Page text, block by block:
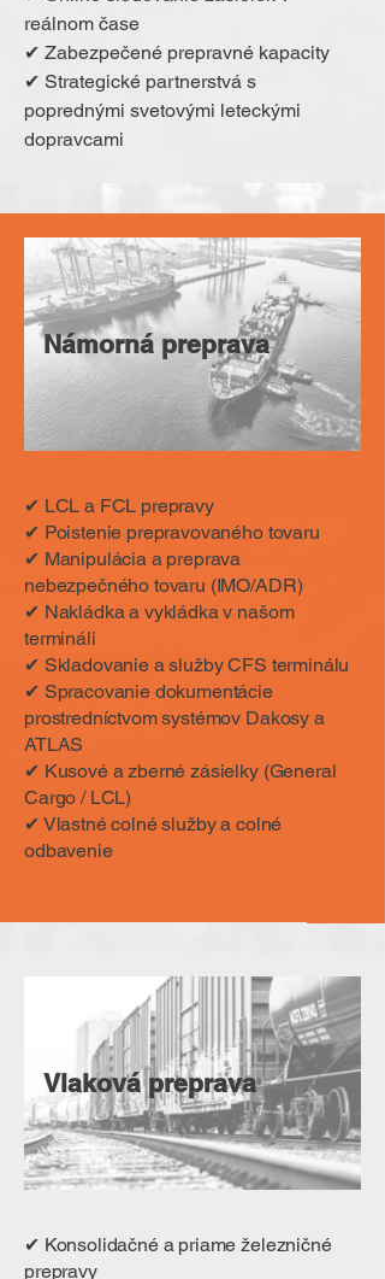
reálnom čase
✔ Zabezpečené prepravné kapacity
✔ Strategické partnerstvá s
poprednými svetovými leteckými
dopravcami
Námorná preprava
✔ LCL a FCL prepravy
✔ Poistenie prepravovaného tovaru
✔ Manipulácia a preprava
nebezpečného tovaru (IMO/ADR)
✔ Nakládka a vykládka v našom
termináli
✔ Skladovanie a služby CFS terminálu
✔ Spracovanie dokumentácie
prostredníctvom systémov Dakosy a
ATLAS
✔ Kusové a zberné zásielky (General
Cargo / LCL)
✔ Vlastné colné služby a colné
odbavenie
Vlaková preprava
✔ Konsolidačné a priame železničné
prepravy